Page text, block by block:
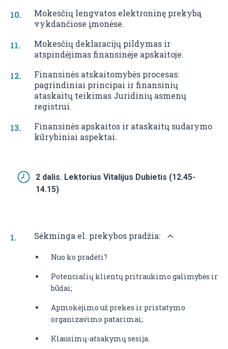
Mokesčių lengvatos elektroninę prekybą
vykdančiose įmonėse.
Mokesčių deklaracijų pildymas ir
atspindėjimas finansinėje apskaitoje.
Finansinės atskaitomybės procesas:
pagrindiniai principai ir finansinių
ataskaitų teikimas Juridinių asmenų
registrui.
Finansinės apskaitos ir ataskaitų sudarymo
kūrybiniai aspektai.
2 dalis. Lektorius Vitalijus Dubietis (12.45-
14.15)
Sėkminga el. prekybos pradžia:
Nuo ko pradėti?
Potencialių klientų pritraukimo galimybės ir
būdai;
Apmokėjimo už prekes ir pristatymo
organizavimo patarimai;
Klausimų-atsakymų sesija.